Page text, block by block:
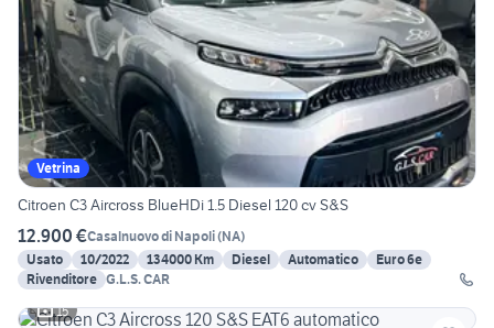
Vetrina
Citroen C3 Aircross BlueHDi 1.5 Diesel 120 cv S&S
12.900 €Casalnuovo di Napoli(NA)
Usato
10/2022 134000 Km Diesel Automatico
Euro 6e
Rivenditore G.L.S. CAR
15